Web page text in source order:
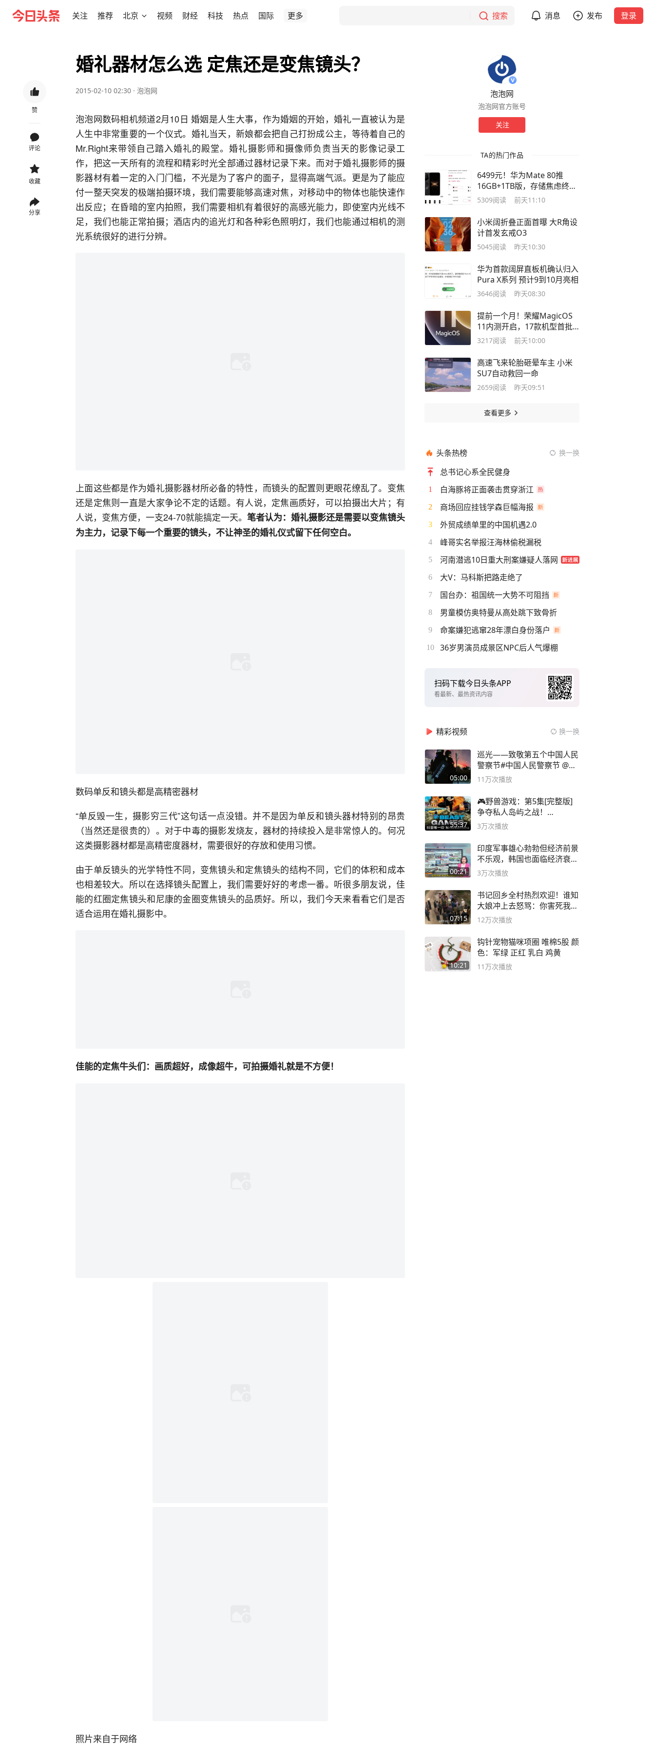
关注 推荐 北京 视频 财经 科技 热点 国际 更多 搜索 消息 发布 登录
赞
评论
收藏
分享
婚礼器材怎么选 定焦还是变焦镜头？
2015-02-10 02:30 · 泡泡网
泡泡网数码相机频道2月10日 婚姻是人生大事，作为婚姻的开始，婚礼一直被认为是
人生中非常重要的一个仪式。婚礼当天，新娘都会把自己打扮成公主，等待着自己的
Mr.Right来带领自己踏入婚礼的殿堂。婚礼摄影师和摄像师负责当天的影像记录工
作，把这一天所有的流程和精彩时光全部通过器材记录下来。而对于婚礼摄影师的摄
影器材有着一定的入门门槛，不光是为了客户的面子，显得高端气派。更是为了能应
付一整天突发的极端拍摄环境，我们需要能够高速对焦，对移动中的物体也能快速作
出反应；在昏暗的室内拍照，我们需要相机有着很好的高感光能力，即使室内光线不
足，我们也能正常拍摄；酒店内的追光灯和各种彩色照明灯，我们也能通过相机的测
光系统很好的进行分辨。
上面这些都是作为婚礼摄影器材所必备的特性，而镜头的配置则更眼花缭乱了。变焦
还是定焦则一直是大家争论不定的话题。有人说，定焦画质好，可以拍摄出大片；有
人说，变焦方便，一支24-70就能搞定一天。 笔者认为：婚礼摄影还是需要以变焦镜头
为主力，记录下每一个重要的镜头，不让神圣的婚礼仪式留下任何空白。
数码单反和镜头都是高精密器材
“单反毁一生，摄影穷三代”这句话一点没错。并不是因为单反和镜头器材特别的昂贵
（当然还是很贵的）。对于中毒的摄影发烧友，器材的持续投入是非常惊人的。何况
这类摄影器材都是高精密度器材，需要很好的存放和使用习惯。
由于单反镜头的光学特性不同，变焦镜头和定焦镜头的结构不同，它们的体积和成本
也相差较大。所以在选择镜头配置上，我们需要好好的考虑一番。听很多朋友说，佳
能的红圈定焦镜头和尼康的金圈变焦镜头的品质好。所以，我们今天来看看它们是否
适合运用在婚礼摄影中。
佳能的定焦牛头们：画质超好，成像超牛，可拍摄婚礼就是不方便！
照片来自于网络
泡泡网
泡泡网官方账号
关注
TA的热门作品
6499元！华为Mate 80推
16GB+1TB版，存储焦虑终于
不用忍了
5309阅读 前天11:10
小米阔折叠正面首曝 大R角设
计首发玄戒O3
5045阅读 昨天10:30
华为首款阔屏直板机确认归入
Pura X系列 预计9到10月亮相
3646阅读 昨天08:30
提前一个月！荣耀MagicOS
11内测开启，17款机型首批
升级
3217阅读 前天10:00
高速飞来轮胎砸晕车主 小米
SU7自动救回一命
2659阅读 昨天09:51
查看更多
头条热榜 换一换
总书记心系全民健身
1 白海豚将正面袭击贯穿浙江
2 商场回应挂钱学森巨幅海报
3 外贸成绩单里的中国机遇2.0
4 峰哥实名举报汪海林偷税漏税
5 河南潜逃10日重大刑案嫌疑人落网
6 大V：马科斯把路走绝了
7 国台办：祖国统一大势不可阻挡
8 男童模仿奥特曼从高处跳下致骨折
9 命案嫌犯逃窜28年漂白身份落户
10 36岁男演员成景区NPC后人气爆棚
扫码下载今日头条APP
看最新、最热资讯内容
精彩视频 换一换
05:00
巡光——致敬第五个中国人民
警察节#中国人民警察节 @抖
音小助手
11万次播放
55:37
🎮野兽游戏：第5集[完整版]
争夺私人岛屿之战！
#MrBeastChina
3万次播放
00:21
印度军事雄心勃勃但经济前景
不乐观，韩国也面临经济衰退
风险
3万次播放
07:15
书记回乡全村热烈欢迎！谁知
大娘冲上去怒骂：你害死我儿
子
12万次播放
10:21
钩针宠物猫咪项圈 唯棉5股 颜
色：军绿 正红 乳白 鸡黄
11万次播放